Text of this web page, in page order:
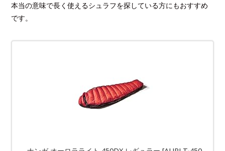
本当の意味で長く使えるシュラフを探している方にもおすすめ
です。